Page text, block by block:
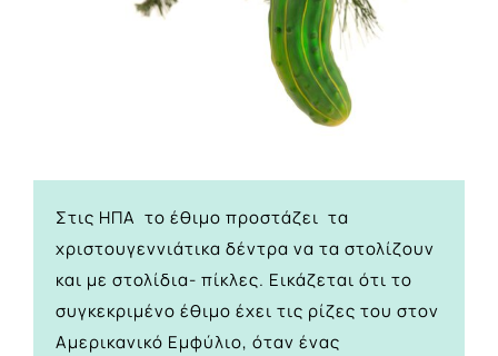
Στις ΗΠΑ το έθιμο προστάζει τα
χριστουγεννιάτικα δέντρα να τα στολίζουν
και με στολίδια- πίκλες. Εικάζεται ότι το
συγκεκριμένο έθιμο έχει τις ρίζες του στον
Αμερικανικό Εμφύλιο, όταν ένας